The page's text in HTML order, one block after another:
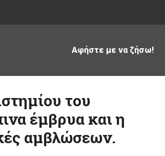
Αφήστε με να ζήσω!
του
έμβρυα και η
αμβλώσεων.